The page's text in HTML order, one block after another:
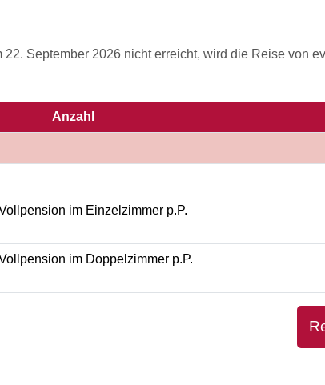
September 2026 nicht erreicht, wird die Reise von
Anzahl
im Einzelzimmer p.P.
im Doppelzimmer p.P.